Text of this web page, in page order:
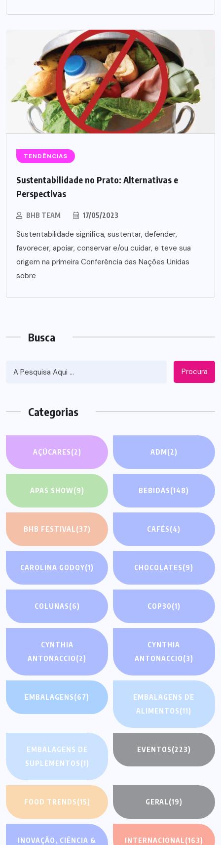
TENDÊNCIAS
Sustentabilidade no Prato: Alternativas e
Perspectivas
BHB TEAM 17/05/2023
Sustentabilidade significa, sustentar, defender,
favorecer, apoiar, conservar e/ou cuidar, e teve sua
origem na primeira Conferência das Nações Unidas
sobre
Busca
Procura
Categorias
AÇÚCARES(2) ADM(2)
APAS SHOW(9) BEBIDAS(148)
BHB FESTIVAL(37) CAFÉS(4)
CAROLINA GODOY(1) CHOCOLATES(9)
COLUNAS(6) COP30(1)
CYNTHIA
ANTONACCIO(2)
CYNTHIA
ANTONACCIO(3)
EMBALAGENS(67)
EMBALAGENS DE
ALIMENTOS(11)
EMBALAGENS DE
SUPLEMENTOS(1)
EVENTOS(223)
FOOD TRENDS(15) GERAL(19)
INOVAÇÃO, CIÊNCIA &
INTERNACIONAL(163)